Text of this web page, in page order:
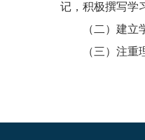
记，积极撰写学
（二）建
（三）注